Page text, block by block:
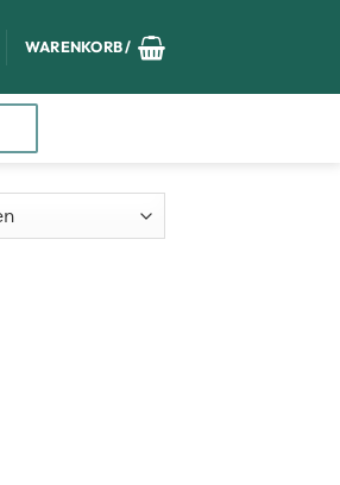
WARENKORB /